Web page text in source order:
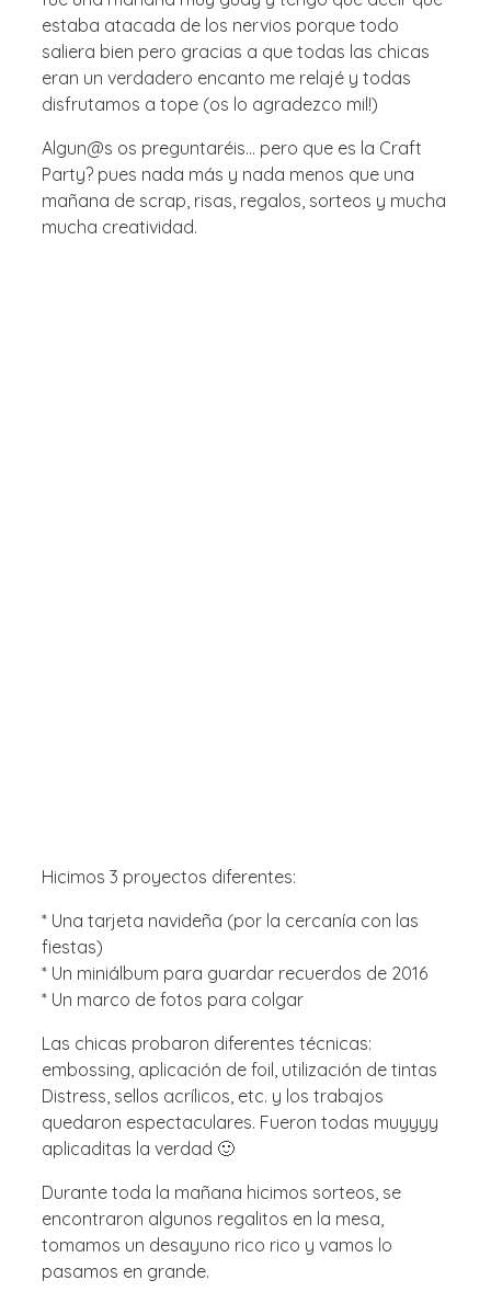
estaba atacada de los nervios porque todo
saliera bien pero gracias a que todas las chicas
eran un verdadero encanto me relajé y todas
disfrutamos a tope (os lo agradezco mil!)
Algun@s os preguntaréis… pero que es la Craft
Party? pues nada más y nada menos que una
mañana de scrap, risas, regalos, sorteos y mucha
mucha creatividad.
Hicimos 3 proyectos diferentes:
* Una tarjeta navideña (por la cercanía con las
fiestas)
* Un miniálbum para guardar recuerdos de 2016
* Un marco de fotos para colgar
Las chicas probaron diferentes técnicas:
embossing, aplicación de foil, utilización de tintas
Distress, sellos acrílicos, etc. y los trabajos
quedaron espectaculares. Fueron todas muyyyy
aplicaditas la verdad 🙂
Durante toda la mañana hicimos sorteos, se
encontraron algunos regalitos en la mesa,
tomamos un desayuno rico rico y vamos lo
pasamos en grande.